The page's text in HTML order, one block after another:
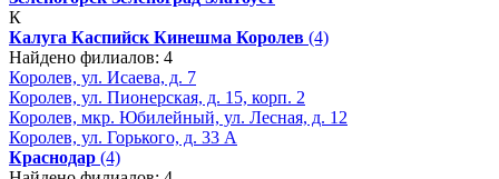
К
Калуга Каспийск Кинешма Королев (4)
Найдено филиалов: 4
Королев, ул. Исаева, д. 7
Королев, ул. Пионерская, д. 15, корп. 2
Королев, мкр. Юбилейный, ул. Лесная, д. 12
Королев, ул. Горького, д. 33 А
Краснодар (4)